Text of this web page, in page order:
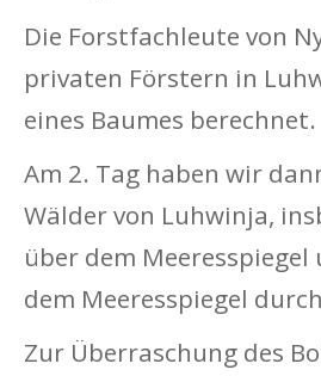
Die Forstfachleute von
privaten Förstern in
eines Baumes berechnet.
Am 2. Tag haben wir
Wälder von Luhwinja,
über dem
dem Meeresspiegel
Zur Überraschung des